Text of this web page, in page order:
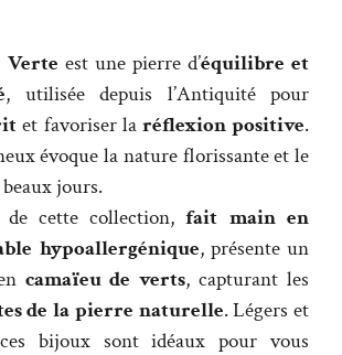
est une pierre d’équilibre et
, utilisée depuis l’Antiquité pour
et favoriser la réflexion positive.
évoque la nature florissante et le
jours.
de cette collection,fait main en
hypoallergénique, présente un
camaïeu de verts, capturant les
de la pierre naturelle. Légers et
bijoux sont idéaux pour vous